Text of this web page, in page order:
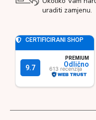
uraditi zamjenu.